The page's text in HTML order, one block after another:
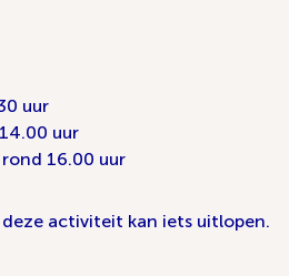
uur
14.00 uur
rond 16.00 uur
activiteit kan iets uitlopen.